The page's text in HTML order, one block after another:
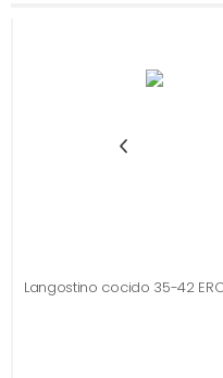
Langostino cocido 35-42